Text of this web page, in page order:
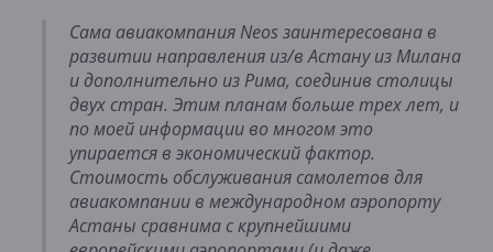
Сама авиакомпания Neos заинтересована в
развитии направления из/в Астану из Милана
и дополнительно из Рима, соединив столицы
двух стран. Этим планам больше трех лет, и
по моей информации во многом это
упирается в экономический фактор.
Стоимость обслуживания самолетов для
авиакомпании в международном аэропорту
Астаны сравнима с крупнейшими